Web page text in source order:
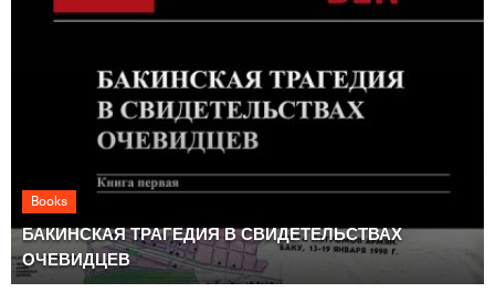
Books
БАКИНСКАЯ ТРАГЕДИЯ В СВИДЕТЕЛЬСТВАХ
ОЧЕВИДЦЕВ